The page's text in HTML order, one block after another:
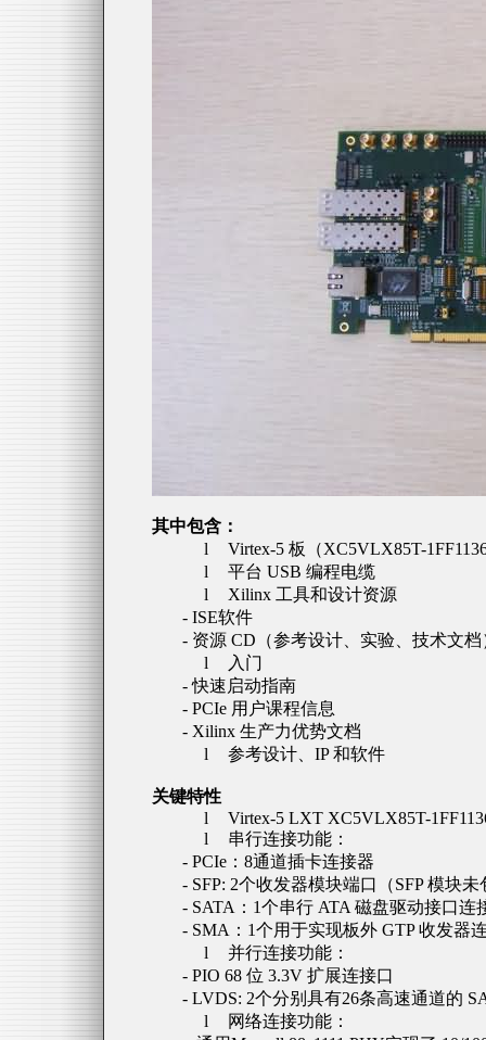
其中包含：
l
Virtex-5 板（XC5VLX85T-
l
平台 USB 编程电缆
l
Xilinx 工具和设计资源
- ISE软件
- 资源 CD （参考设计、实验、技术文档
l
入门
-快速启动指南
- PCIe 用户课程信息
- Xilinx 生产力优势文档
l
参考设计、 IP和软件
关键特性
l
Virtex-5 LXT XC5VLX85T-
l
串行连接功能：
- PCIe ： 8通道插卡连接器
- SFP: 2个收发器模块端口（SFP模块未
- SATA ： 1个串行 ATA 磁盘驱动接口连
- SMA ： 1个用于实现板外 GTP收发器
l
并行连接功能：
- PIO 68 位 3.3V 扩展连接口
- LVDS: 2个分别具有26条高速通道的
l
网络连接功能：